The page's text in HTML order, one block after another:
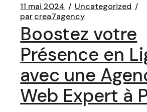
11 mai 2024
Uncategorized
parcrea7agency
Boostez votre
Présence en
avec une
Web Expert à